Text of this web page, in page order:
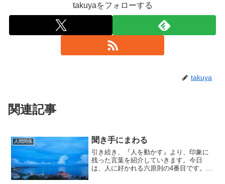
takuyaをフォローする
takuya
関連記事
人間関係 聞き手にまわる
引き続き、『人を動かす』より、印象に
残った言葉を紹介していきます。今日
は、人に好かれる六原則の4番目です。聞